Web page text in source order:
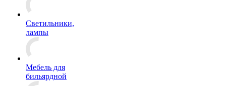
Светильники,
лампы
Мебель для
бильярдной